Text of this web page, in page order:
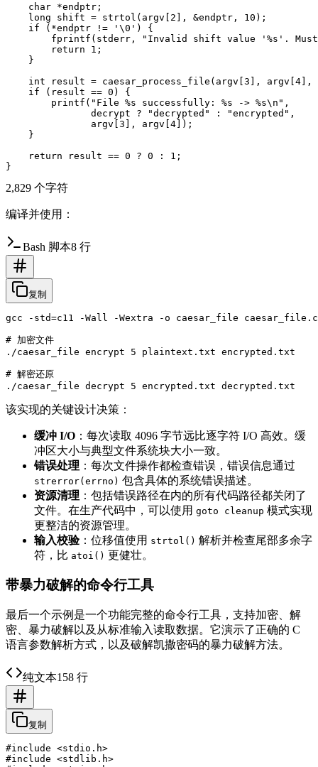
    char *endptr;
    long shift = strtol(argv[2], &endptr, 10);
    if (*endptr != '\0') {
fprintf(stderr, "Invalid shift value '%s'.
        return 1;
    }
int result = caesar_process_file(argv[3], argv[4],
    if (result == 0) {
        printf("File %s successfully: %s -> %s\n",
               decrypt ? "decrypted" : "encrypted",
               argv[3], argv[4]);
    }
    return result == 0 ? 0 : 1;
2,829 个字符
编译并使用：
Bash 脚本8 行
复制
gcc -std=c11 -Wall -Wextra -o caesar_file caesar_file.c
# 加密文件
./caesar_file encrypt 5 plaintext.txt encrypted.txt
# 解密还原
该实现的关键设计决策：
缓冲 I/O ：每次读取 4096 字节远比逐字符 I/O 高效。缓
冲区大小与典型文件系统块大小一致。
错误处理 ：每次文件操作都检查错误，错误信息通过
strerror(errno) 包含具体的系统错误描述。
资源清理 ：包括错误路径在内的所有代码路径都关闭了
文件。在生产代码中，可以使用 goto cleanup 模式实现
更整洁的资源管理。
输入校验：位移值使用 strtol() 解析并检查尾部多余字
符，比 atoi() 更健壮。
带暴力破解的命令行工具
最后一个示例是一个功能完整的命令行工具，支持加密、解
密、暴力破解以及从标准输入读取数据。它演示了正确的 C
语言参数解析方式，以及破解凯撒密码的暴力破解方法。
纯文本158 行
复制
#include <stdio.h>
#include <stdlib.h>